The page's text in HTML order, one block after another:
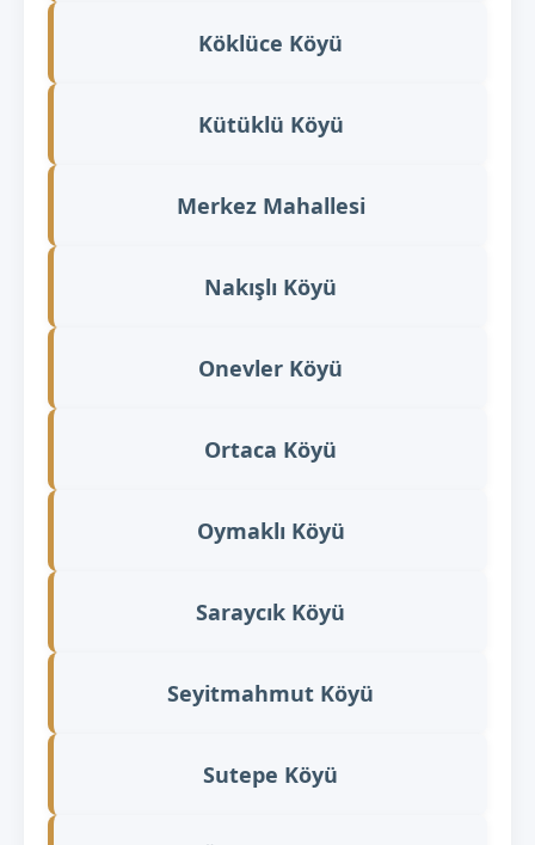
Köklüce Köyü
Kütüklü Köyü
Merkez Mahallesi
Nakışlı Köyü
Onevler Köyü
Ortaca Köyü
Oymaklı Köyü
Saraycık Köyü
Seyitmahmut Köyü
Sutepe Köyü